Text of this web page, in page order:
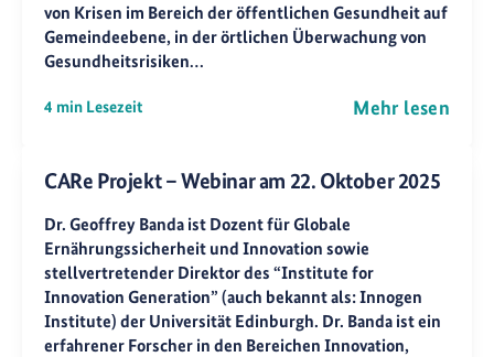
von Krisen im Bereich der öffentlichen Gesundheit auf
Gemeindeebene, in der örtlichen Überwachung von
Gesundheitsrisiken…
4 min Lesezeit Mehr lesen
CARe Projekt – Webinar am 22. Oktober 2025
Dr. Geoffrey Banda ist Dozent für Globale
Ernährungssicherheit und Innovation sowie
stellvertretender Direktor des “Institute for
Innovation Generation” (auch bekannt als: Innogen
Institute) der Universität Edinburgh. Dr. Banda ist ein
erfahrener Forscher in den Bereichen Innovation,